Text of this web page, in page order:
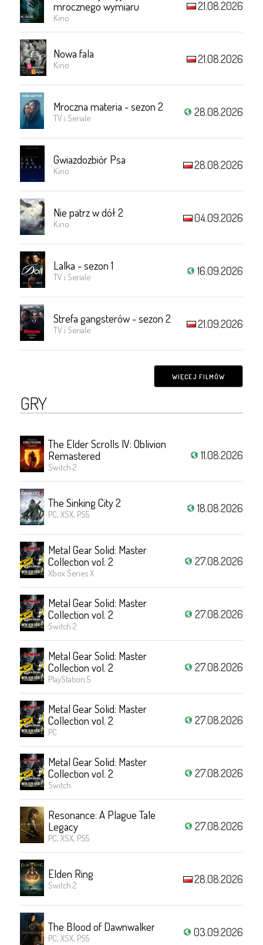
mrocznego wymiaru
Kino
21.08.2026
Nowa fala
Kino 21.08.2026
Mroczna materia - sezon 2
TV i Seriale 28.08.2026
Gwiazdozbiór Psa
Kino 28.08.2026
Nie patrz w dół 2
Kino 04.09.2026
Lalka - sezon 1
TV i Seriale 16.09.2026
Strefa gangsterów - sezon 2
TV i Seriale 21.09.2026
WIĘCEJ FILMÓW
GRY
The Elder Scrolls IV: Oblivion
Remastered
Switch 2
11.08.2026
The Sinking City 2
PC, XSX, PS5 18.08.2026
Metal Gear Solid: Master
Collection vol. 2
Xbox Series X
27.08.2026
Metal Gear Solid: Master
Collection vol. 2
Switch 2
27.08.2026
Metal Gear Solid: Master
Collection vol. 2
PlayStation 5
27.08.2026
Metal Gear Solid: Master
Collection vol. 2
PC
27.08.2026
Metal Gear Solid: Master
Collection vol. 2
Switch
27.08.2026
Resonance: A Plague Tale
Legacy
PC, XSX, PS5
27.08.2026
Elden Ring
Switch 2 28.08.2026
The Blood of Dawnwalker
PC, XSX, PS5 03.09.2026